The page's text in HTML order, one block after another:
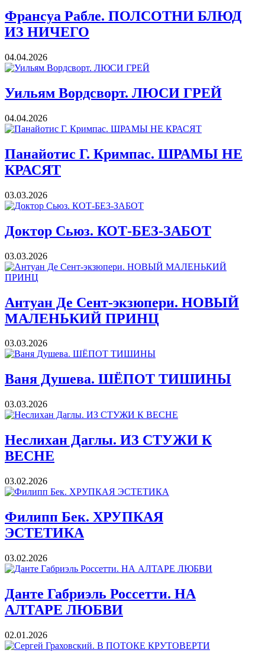
Франсуа Рабле. ПОЛСОТНИ БЛЮД
ИЗ НИЧЕГО
04.04.2026
Уильям Вордсворт. ЛЮСИ ГРЕЙ
04.04.2026
Панайотис Г. Кримпас. ШРАМЫ НЕ
КРАСЯТ
03.03.2026
Доктор Сьюз. КОТ-БЕЗ-ЗАБОТ
03.03.2026
Антуан Де Сент-экзюпери. НОВЫЙ
МАЛЕНЬКИЙ ПРИНЦ
03.03.2026
Ваня Душева. ШЁПОТ ТИШИНЫ
03.03.2026
Неслихан Даглы. ИЗ СТУЖИ К
ВЕСНЕ
03.02.2026
Филипп Бек. ХРУПКАЯ
ЭСТЕТИКА
03.02.2026
Данте Габриэль Россетти. НА
АЛТАРЕ ЛЮБВИ
02.01.2026